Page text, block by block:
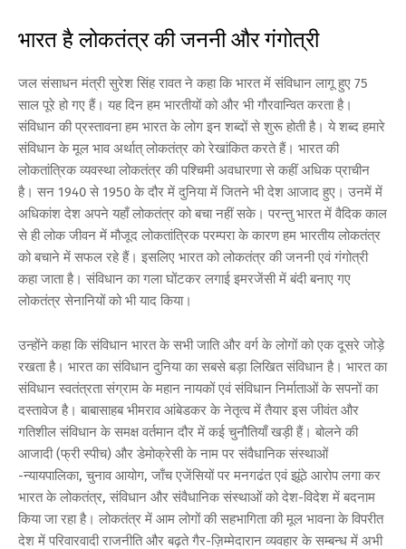
भारत है लोकतंत्र की जननी और गंगोत्री
जल संसाधन मंत्री सुरेश सिंह रावत ने कहा कि भारत में संविधान लागू हुए 75
साल पूरे हो गए हैं। यह दिन हम भारतीयों को और भी गौरवान्वित करता है।
संविधान की प्रस्तावना हम भारत के लोग इन शब्दों से शुरू होती है। ये शब्द हमारे
संविधान के मूल भाव अर्थात् लोकतंत्र को रेखांकित करते हैं। भारत की
लोकतांत्रिक व्यवस्था लोकतंत्र की पश्चिमी अवधारणा से कहीं अधिक प्राचीन
है। सन 1940 से 1950 के दौर में दुनिया में जितने भी देश आजाद हुए। उनमें में
अधिकांश देश अपने यहाँ लोकतंत्र को बचा नहीं सके। परन्तु भारत में वैदिक काल
से ही लोक जीवन में मौजूद लोकतांत्रिक परम्परा के कारण हम भारतीय लोकतंत्र
को बचाने में सफल रहे हैं। इसलिए भारत को लोकतंत्र की जननी एवं गंगोत्री
कहा जाता है। संविधान का गला घोंटकर लगाई इमरजेंसी में बंदी बनाए गए
लोकतंत्र सेनानियों को भी याद किया।
उन्होंने कहा कि संविधान भारत के सभी जाति और वर्ग के लोगों को एक दूसरे जोड़े
रखता है। भारत का संविधान दुनिया का सबसे बड़ा लिखित संविधान है। भारत का
संविधान स्वतंत्रता संग्राम के महान नायकों एवं संविधान निर्माताओं के सपनों का
दस्तावेज है। बाबासाहब भीमराव आंबेडकर के नेतृत्व में तैयार इस जीवंत और
गतिशील संविधान के समक्ष वर्तमान दौर में कई चुनौतियाँ खड़ी हैं। बोलने की
आजादी (फ्री स्पीच) और डेमोक्रेसी के नाम पर संवैधानिक संस्थाओं
-न्यायपालिका, चुनाव आयोग, जाँच एजेंसियों पर मनगढंत एवं झूंठे आरोप लगा कर
भारत के लोकतंत्र, संविधान और संवैधानिक संस्थाओं को देश-विदेश में बदनाम
किया जा रहा है। लोकतंत्र में आम लोगों की सहभागिता की मूल भावना के विपरीत
देश में परिवारवादी राजनीति और बढ़ते गैर-ज़िम्मेदारान व्यवहार के सम्बन्ध में अभी